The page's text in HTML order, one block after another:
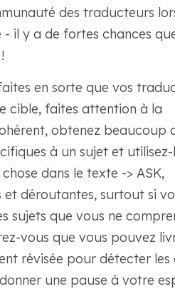
des traducteurs
il y a de fortes chances
en sorte que vos
cible, faites attention à la
obtenez beaucoup
à un sujet et utilisez-
dans le texte -> ASK,
déroutantes, surtout si
sujets que vous ne
vous que vous pouvez
révisée pour détecter les
une pause à votre